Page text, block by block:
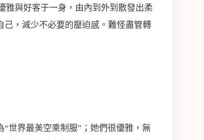
雅與好客于一身，由內到外到散發出柔
，減少不必要的壓迫感。難怪盡管轉
“世界最美空乘制服”；她們很優雅，無